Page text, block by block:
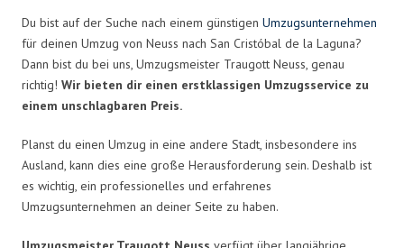
Du bist auf der Suche nach einem günstigen Umzugsunternehmen
für deinen Umzug von Neuss nach San Cristóbal de la Laguna?
Dann bist du bei uns, Umzugsmeister Traugott Neuss, genau
richtig! Wir bieten dir einen erstklassigen Umzugsservice zu
einem unschlagbaren Preis.
Planst du einen Umzug in eine andere Stadt, insbesondere ins
Ausland, kann dies eine große Herausforderung sein. Deshalb ist
es wichtig, ein professionelles und erfahrenes
Umzugsunternehmen an deiner Seite zu haben.